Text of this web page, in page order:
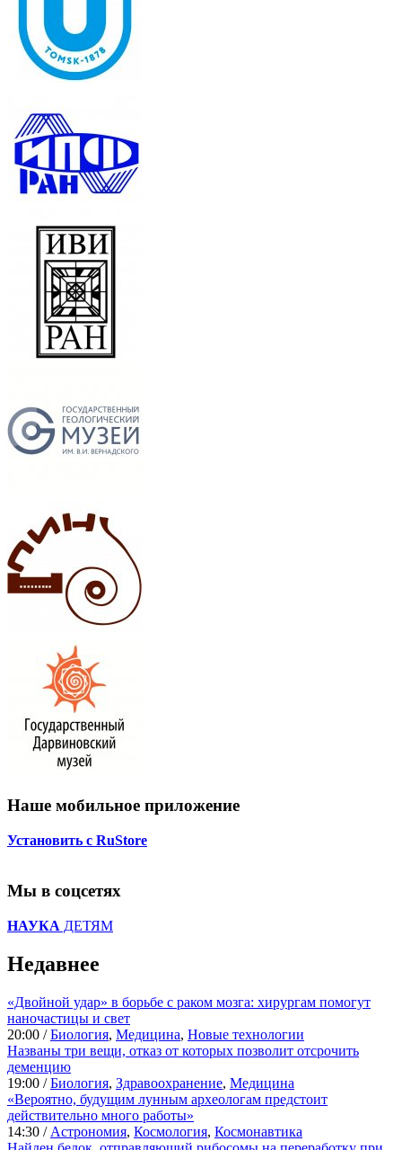
Наше мобильное приложение
Установить с RuStore
Мы в соцсетях
НАУКА ДЕТЯМ
Недавнее
«Двойной удар» в борьбе с раком мозга: хирургам помогут
наночастицы и свет
20:00 /Биология, Медицина, Новые технологии
Названы три вещи, отказ от которых позволит отсрочить
деменцию
19:00 /Биология, Здравоохранение, Медицина
«Вероятно, будущим лунным археологам предстоит
действительно много работы»
14:30 / Астрономия, Космология, Космонавтика